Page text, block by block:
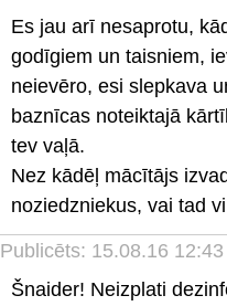
Es jau arī nesaprotu,
godīgiem un taisniem,
neievēro, esi slepkava
baznīcas noteiktajā
tev vaļā.
Nez kādēļ mācītājs
noziedzniekus, vai tad
Publicēts: 15.08.16 12:43
Šnaider! Neizplati